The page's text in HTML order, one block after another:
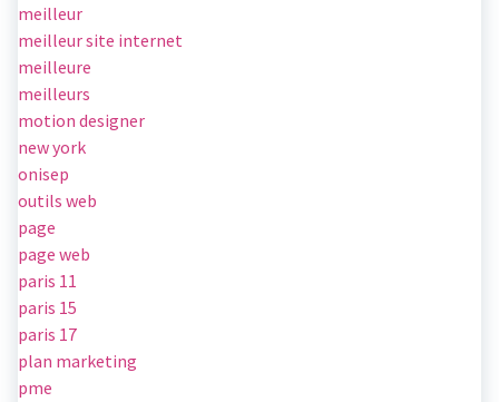
meilleur
meilleur site internet
meilleure
meilleurs
motion designer
new york
onisep
outils web
page
page web
paris 11
paris 15
paris 17
plan marketing
pme